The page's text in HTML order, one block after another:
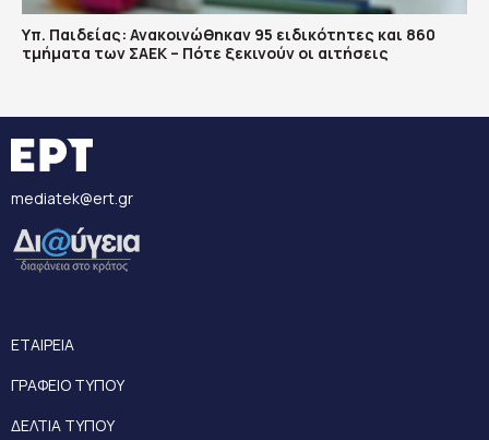
Υπ. Παιδείας: Ανακοινώθηκαν 95 ειδικότητες και 860
τμήματα των ΣΑΕΚ – Πότε ξεκινούν οι αιτήσεις
mediatek@ert.gr
ΕΤΑΙΡΕΙΑ
ΓΡΑΦΕΙΟ ΤΥΠΟΥ
ΔΕΛΤΙΑ ΤΥΠΟΥ